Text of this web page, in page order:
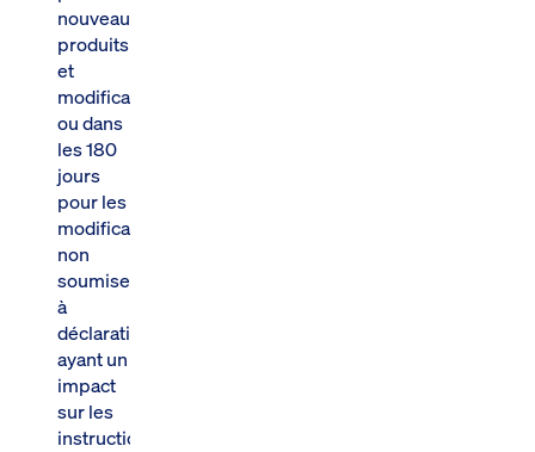
nouveaux
produits
et
modifications,
ou dans
les 180
jours
pour les
modifications
non
soumises
à
déclaration
ayant un
impact
sur les
instructions.